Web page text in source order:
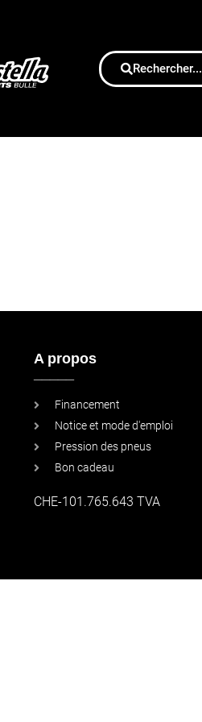
Rechercher...
A propos
Financement
Notice et mode d'emploi
Pression des pneus
Bon cadeau
CHE-101.765.643 TVA